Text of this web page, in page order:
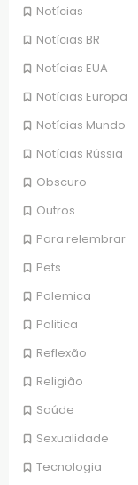
Notícias
Notícias BR
Notícias EUA
Notícias Europa
Notícias Mundo
Notícias Rússia
Obscuro
Outros
Para relembrar
Pets
Polemica
Politica
Reflexão
Religião
Saúde
Sexualidade
Tecnologia